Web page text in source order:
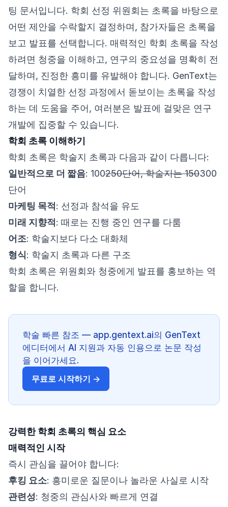
팅 문서입니다. 학회 선정 위원회는 초록을 바탕으로
어떤 제안을 수락할지 결정하며, 참가자들은 초록을
보고 발표를 선택합니다. 매력적인 학회 초록을 작성
하려면 청중을 이해하고, 연구의 중요성을 명확히 전
달하며, 진정한 흥미를 유발해야 합니다. GenText는
경쟁이 치열한 선정 과정에서 돋보이는 초록을 작성
하는 데 도움을 주어, 여러분은 발표에 걸맞은 연구
개발에 집중할 수 있습니다.
학회 초록 이해하기
학회 초록은 학술지 초록과 다음과 같이 다릅니다:
일반적으로 더 짧음: 100250단어, 학술지는 150300
단어
마케팅 목적 : 선정과 참석을 유도
미래 지향적 : 때로는 진행 중인 연구를 다룸
어조: 학술지보다 다소 대화체
형식: 학술지 초록과 다른 구조
학회 초록은 위원회와 청중에게 발표를 홍보하는 역
할을 합니다.
학술 빠른 참조 — app.gentext.ai의 GenText
에디터에서 AI 지원과 자동 인용으로 논문 작성
을 이어가세요.
무료로 시작하기 →
강력한 학회 초록의 핵심 요소
매력적인 시작
즉시 관심을 끌어야 합니다:
후킹 요소: 흥미로운 질문이나 놀라운 사실로 시작
관련성: 청중의 관심사와 빠르게 연결